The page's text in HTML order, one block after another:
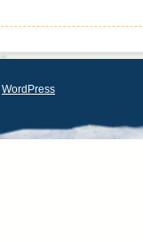
WordPress